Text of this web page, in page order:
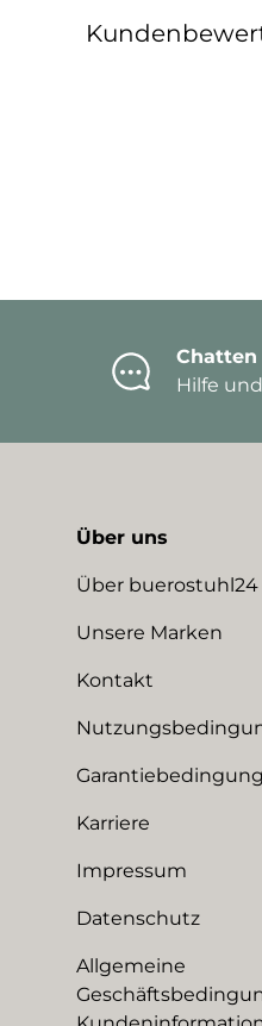
Chatten
Hilfe
Über uns
Über buerostuhl24
Unsere Marken
Kontakt
Karriere
Impressum
Datenschutz
Allgemeine